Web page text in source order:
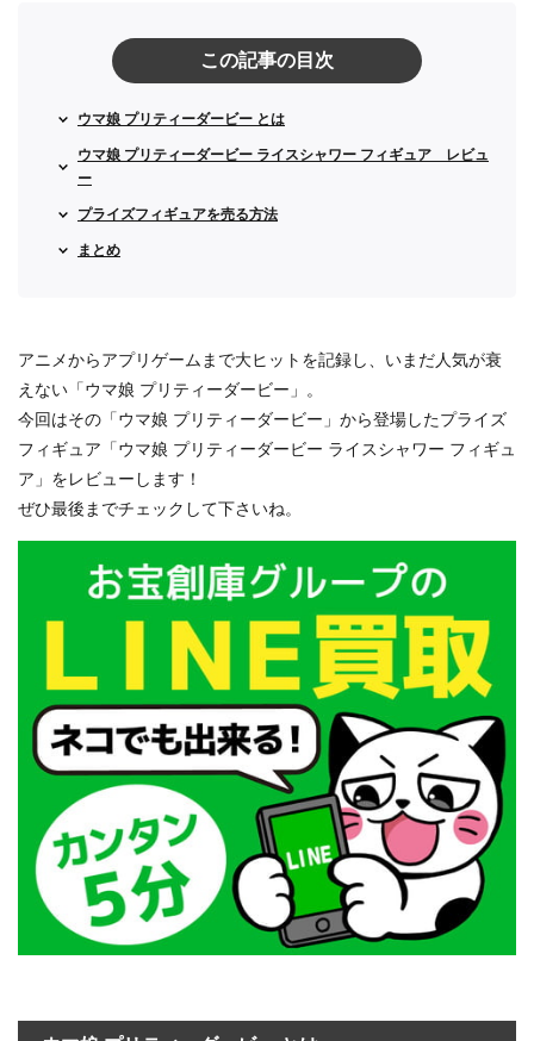
この記事の目次
ウマ娘 プリティーダービー とは
ウマ娘 プリティーダービー ライスシャワー フィギュア レビュ
ー
プライズフィギュアを売る方法
まとめ
アニメからアプリゲームまで大ヒットを記録し、いまだ人気が衰
えない「ウマ娘 プリティーダービー」。
今回はその「ウマ娘 プリティーダービー」から登場したプライズ
フィギュア「ウマ娘 プリティーダービー ライスシャワー フィギュ
ア」をレビューします！
ぜひ最後までチェックして下さいね。